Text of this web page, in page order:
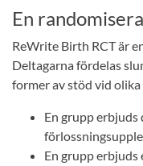
En
ReWrite Birth RCT är
Deltagarna fördelas
former av stöd vid
En grupp
En grupp